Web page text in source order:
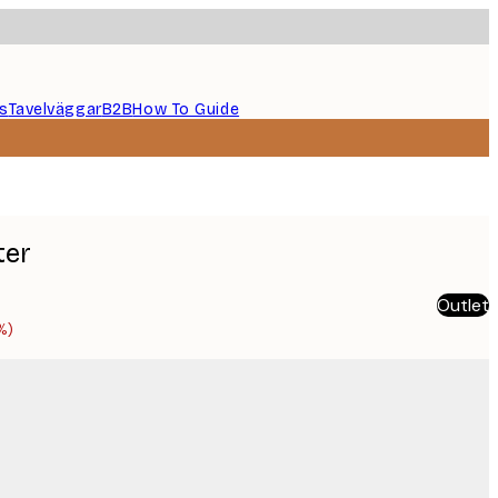
TavelväggarB2BHow To Guide
Outlet